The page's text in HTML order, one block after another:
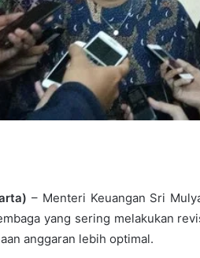
– Menteri Keuangan Sri
yang sering melakukan
anggaran lebih optimal.